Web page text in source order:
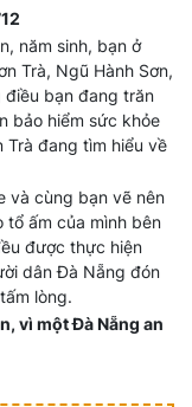
năm sinh, bạn ở
Trà, Ngũ Hành Sơn,
điều bạn đang trăn
bảo hiểm sức khỏe
Trà đang tìm hiểu về
và cùng bạn vẽ nên
ấm của mình bên
được thực hiện
dân Đà Nẵng đón
lòng.
vì một Đà Nẵng an